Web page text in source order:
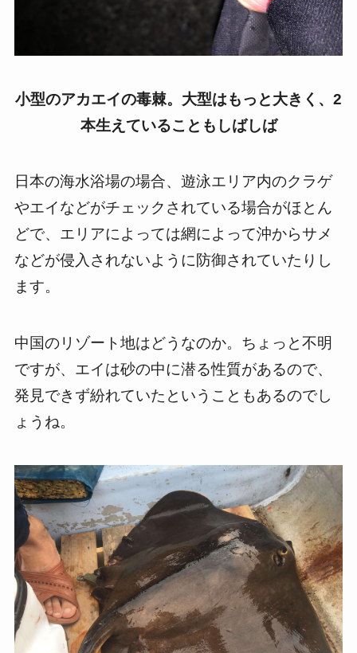
小型のアカエイの毒棘。大型はもっと大きく、2
本生えていることもしばしば
日本の海水浴場の場合、遊泳エリア内のクラゲ
やエイなどがチェックされている場合がほとん
どで、エリアによっては網によって沖からサメ
などが侵入されないように防御されていたりし
ます。
中国のリゾート地はどうなのか。ちょっと不明
ですが、エイは砂の中に潜る性質があるので、
発見できず紛れていたということもあるのでし
ょうね。